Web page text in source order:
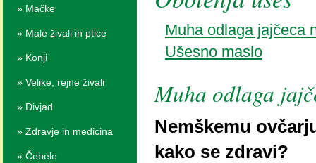
» Mačke
» Male živali in ptice
» Konji
» Velike, rejne živali
» Divjad
» Zdravje in medicina
» Čebele
Muha odlaga jajčeca
Ušesno maslo
Muha odlaga
Nemškemu
kako se zdravi?